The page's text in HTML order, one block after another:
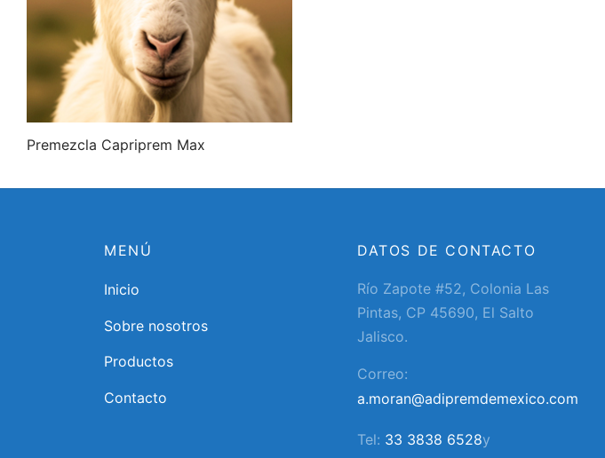
Premezcla Capriprem Max
MENÚ
Inicio
Sobre nosotros
Productos
Contacto
DATOS DE CONTACTO
Río Zapote #52, Colonia Las
Pintas, CP 45690, El Salto
Jalisco.
Correo:
a.moran@adipremdemexico.com
Tel: 33 3838 6528y